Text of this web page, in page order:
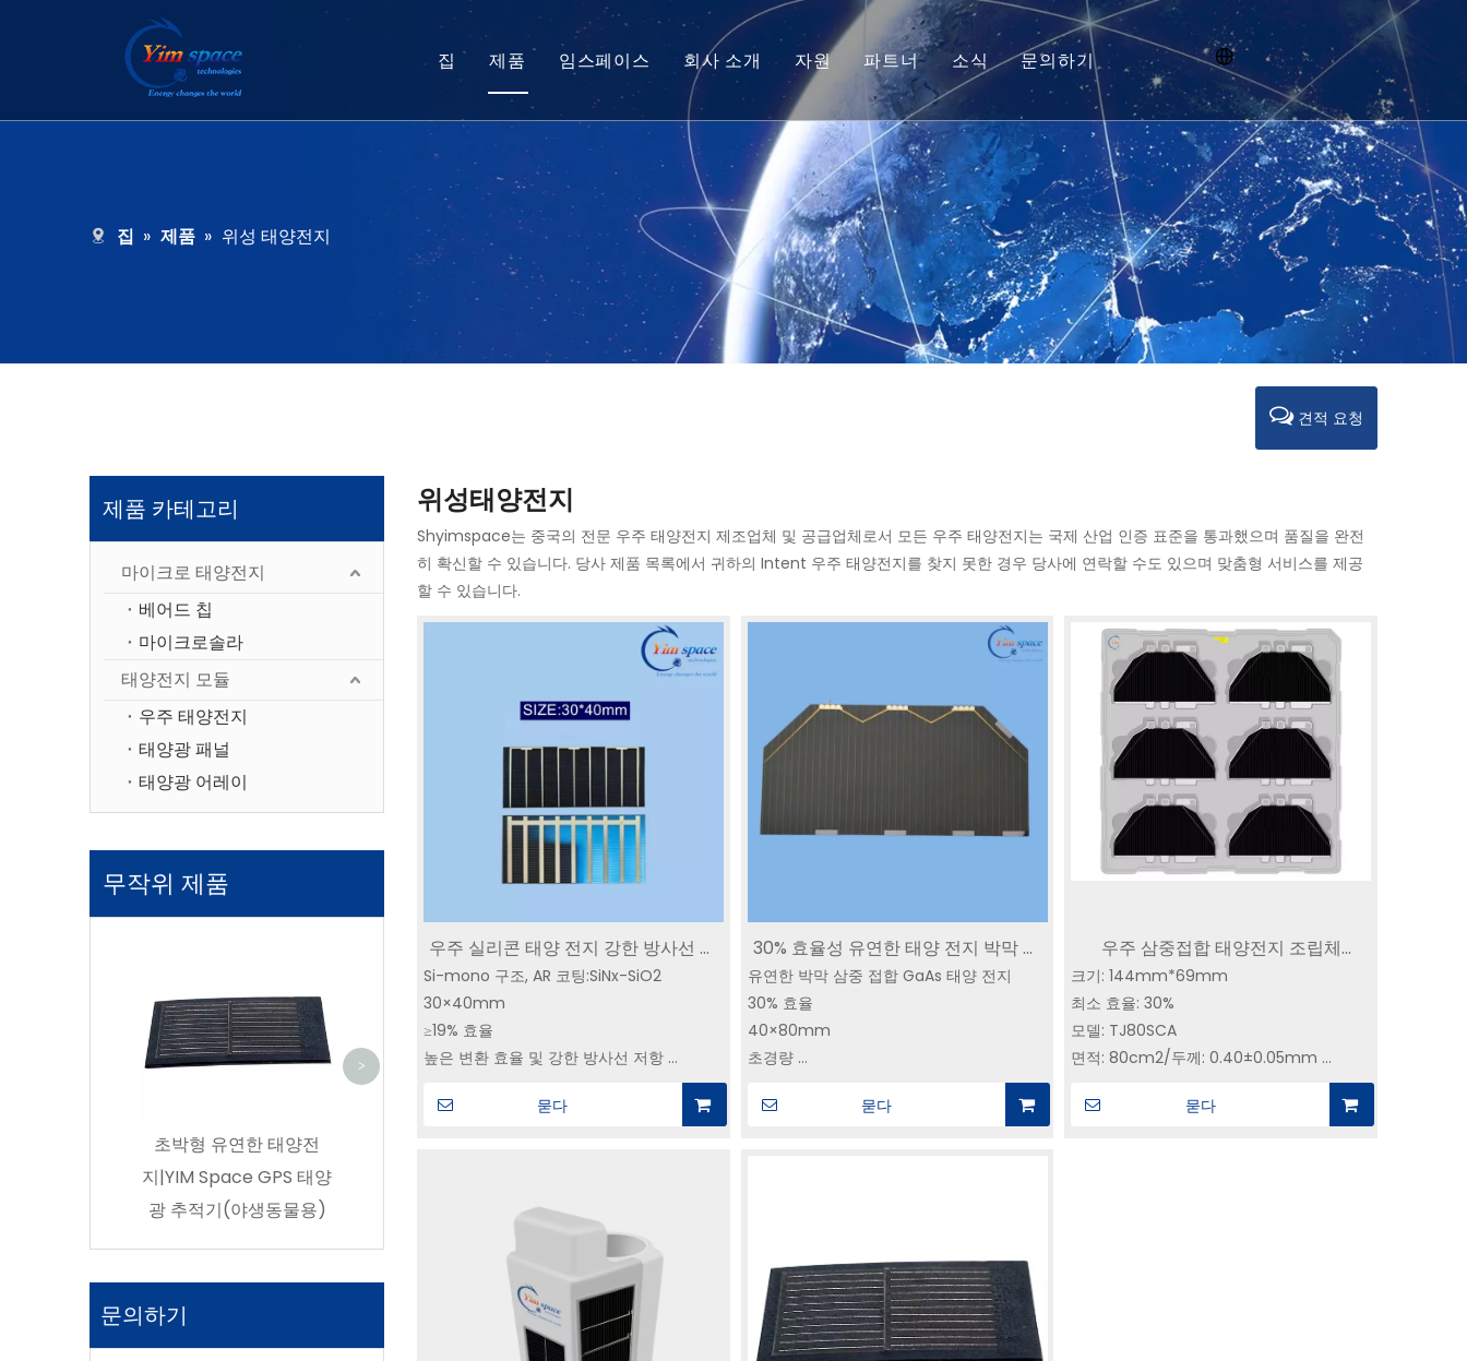
집 제품
태양전지 모듈
마이크로 태양전지
베어드 칩
임스페이스 회사 소개 자원
기술 팁
서비스
파트너 소식 문의하기
신병 모집
집 » 제품 » 위성 태양전지
견적 요청
제품 카테고리
마이크로 태양전지
베어드 칩
마이크로솔라
태양전지 모듈
우주 태양전지
태양광 패널
태양광 어레이
무작위 제품
초박형 유연한 태양전
지|YIM Space GPS 태양
광 추적기(야생동물용)
기용 YIM 공간 소형 태양
광 전지 전력
삼중접합 태양전지 GaAs
CIC | 30% 효율성 | SC-
3GA-3 YIM SPACE에서
삼중접합 GaAs 태양전지
우주 삼중접합 태양전지
조립체 30%TJ80SCA 위
성 전력 시스템 공급업체
삼중접합 태양전지 GaAs
CIC | 30% 효율성 | SC-
SC-3GA-2 | 삼중 접합
GaAs CIC | 30% 효율
YIM SPACE에서 삼중 접
합 GaAs 태양전지 구매
양광 발전
야생동물 추적기를
기의 마이크로 광전
>
문의하기
위성태양전지
Shyimspace는 중국의 전문 우주 태양전지 제조업체 및 공급업체로서 모든 우주 태양전지는 국제 산업 인증 표준을 통과했으며 품질을 완전
히 확신할 수 있습니다. 당사 제품 목록에서 귀하의 Intent 우주 태양전지를 찾지 못한 경우 당사에 연락할 수도 있으며 맞춤형 서비스를 제공
할 수 있습니다.
우주 실리콘 태양 전지 강한 방사선 더
작은 크기: 30*40mm | 임 우주 위성
전력 시스템 공급 업체
Si-mono 구조, AR 코팅:SiNx-SiO2
30×40mm
≥19% 효율
높은 변환 효율 및 강한 방사선 저항
묻다
30% 효율성 유연한 태양 전지 박막 삼
중 접합 GaAs 40×80mm YIM 우주 궤
유연한 박막 삼중 접합 GaAs 태양 전지
30% 효율
40×80mm
초경량
위성, 우주선, UAV 및 기타 분야와 호환됩니
묻다
우주 삼중접합 태양전지 조립체
30%TJ80SCA 위성 전력 시스템 공급
크기: 144mm*69mm
최소 효율: 30%
모델: TJ80SCA
면적: 80cm2/두께: 0.40±0.05mm
무게: 13.2±1.0g/cm2(커버 유리 및 바이패
스 다이오드 포함)묻다